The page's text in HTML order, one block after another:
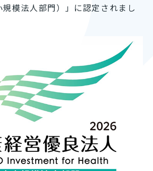
模法人部門）」に認定されまし